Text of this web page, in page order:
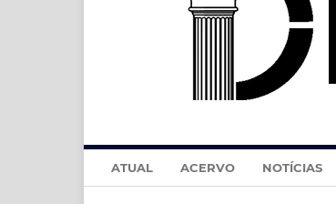
ATUAL ACERVO NOTÍCIAS